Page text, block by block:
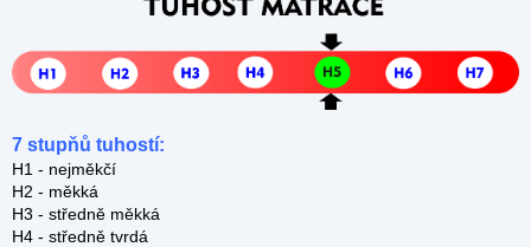
7 stupňů tuhostí:
H1 - nejměkčí
H2 - měkká
H3 - středně měkká
H4 - středně tvrdá